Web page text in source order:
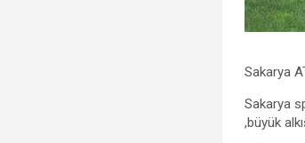
Sakarya
Sakarya
,büyük